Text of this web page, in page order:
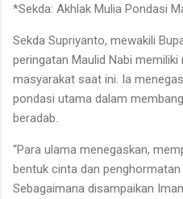
*Sekda: Akhlak Mulia Pondasi
Sekda Supriyanto, mewakili
peringatan Maulid Nabi
masyarakat saat ini. Ia
pondasi utama dalam
beradab.
“Para ulama menegaskan,
bentuk cinta dan penghormatan
Sebagaimana disampaikan